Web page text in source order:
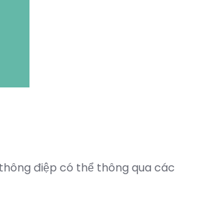
điệp có thể thông qua các